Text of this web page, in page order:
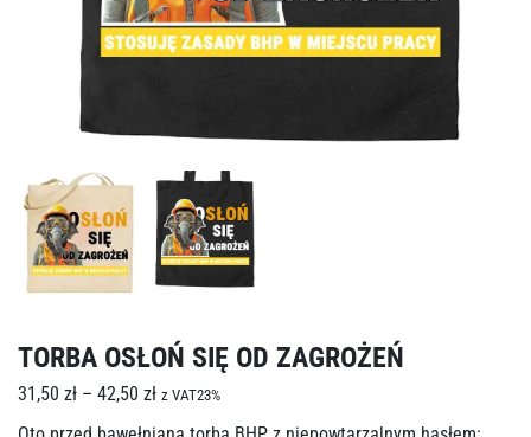
TORBA OSŁOŃ SIĘ OD ZAGROŻEŃ
31,50 zł – 42,50 zł z VAT23%